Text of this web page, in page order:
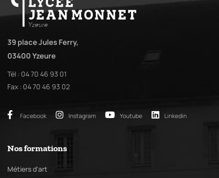
39 place Jules Ferry,
03400 Yzeure
Tél : 04 70 46 93 01
Fax : 04 70 46 93 02
Facebook Instagram Youtube Linkedin
Nos formations
Métiers d'art